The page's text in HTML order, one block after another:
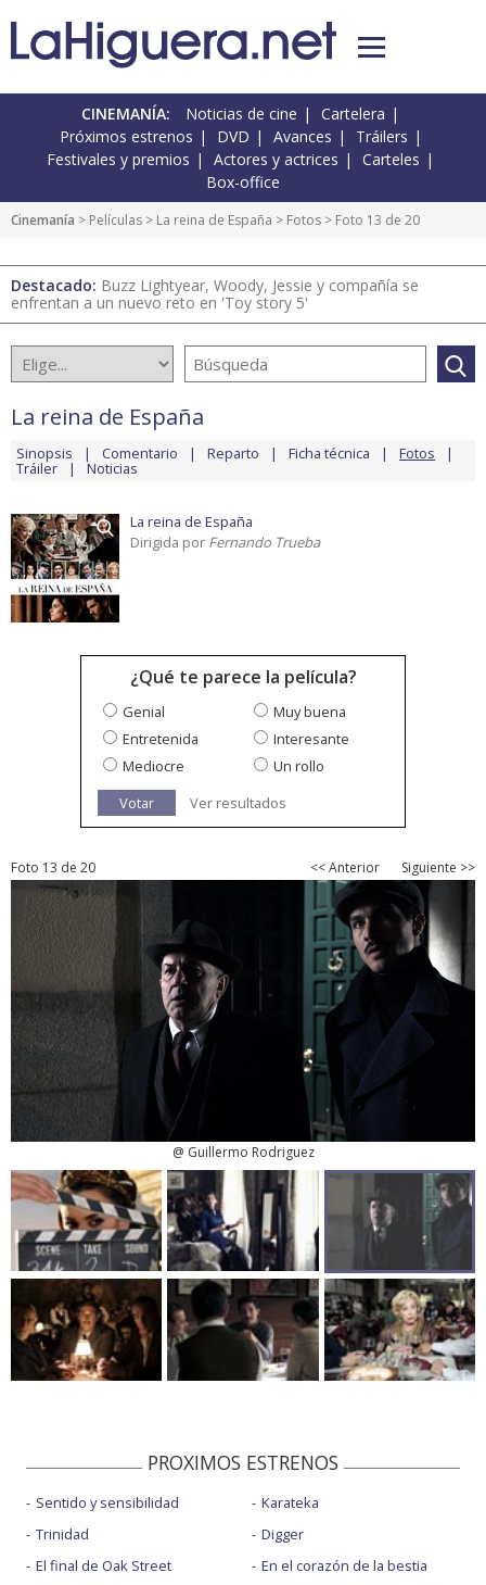
CINEMANÍA: Noticias de cine
Cartelera
Próximos estrenos
DVD Avances
Tráilers
Festivales y premios
Actores y actrices
Carteles
Box-office
Cinemanía > Películas > La reina de España > Fotos > Foto 13 de 20
Destacado: Buzz Lightyear, Woody, Jessie y compañía se
enfrentan a un nuevo reto en 'Toy story 5'
La reina de España
Sinopsis Comentario Reparto Ficha técnica Fotos
Tráiler Noticias
La reina de España
Dirigida por Fernando Trueba
¿Qué te parece la película?
Genial
Muy buena
Entretenida
Interesante
Mediocre
Un rollo
Votar
Ver resultados
Foto 13 de 20 << Anterior Siguiente >>
@ Guillermo Rodriguez
PROXIMOS ESTRENOS
Sentido y sensibilidad
Trinidad
El final de Oak Street
Karateka
Digger
En el corazón de la bestia